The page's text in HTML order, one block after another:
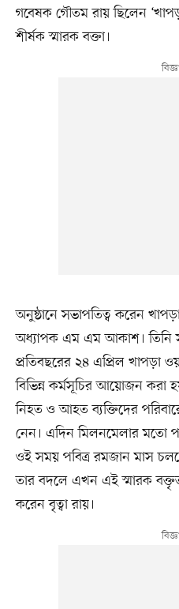
গবেষক গৌতম রায় ছিলেন
শীর্ষক স্মারক বক্তা।
অনুষ্ঠানে সভাপতিত্ব করেন
অধ্যাপক এম এম আকাশ। তিনি
প্রতিবছরের ২৪ এপ্রিল খাপড়া
বিভিন্ন কর্মসূচির আয়োজন করা
নিহত ও আহত ব্যক্তিদের
নেন। এদিন মিলনমেলার মতো
ওই সময় পবিত্র রমজান মাস
তার বদলে এখন এই স্মারক
করেন বৃত্বা রায়।